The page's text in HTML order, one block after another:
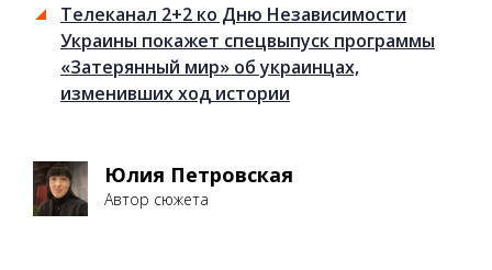
Телеканал 2+2 ко Дню Независимости
Украины покажет спецвыпуск программы
«Затерянный мир» об украинцах,
изменивших ход истории
Юлия Петровская
Автор сюжета